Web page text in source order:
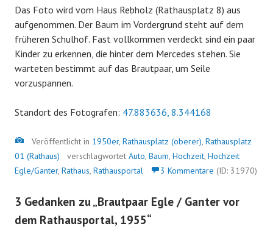
Das Foto wird vom Haus Rebholz (Rathausplatz 8) aus
aufgenommen. Der Baum im Vordergrund steht auf dem
früheren Schulhof. Fast vollkommen verdeckt sind ein paar
Kinder zu erkennen, die hinter dem Mercedes stehen. Sie
warteten bestimmt auf das Brautpaar, um Seile
vorzuspannen.
Standort des Fotografen: 47.883636, 8.344168
Bild
Veröffentlicht in 1950er, Rathausplatz (oberer), Rathausplatz
01 (Rathaus)
verschlagwortet Auto, Baum, Hochzeit, Hochzeit
Egle/Ganter, Rathaus, Rathausportal 3 Kommentare (ID: 31970)
3 Gedanken zu „Brautpaar Egle / Ganter vor
dem Rathausportal, 1955“